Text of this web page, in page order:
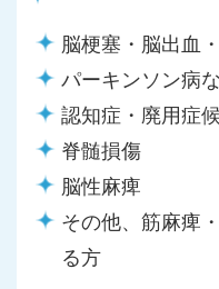
脳梗塞・脳出血
パーキンソン病
認知症・廃用症
脊髄損傷
脳性麻痺
その他、筋麻痺
る方